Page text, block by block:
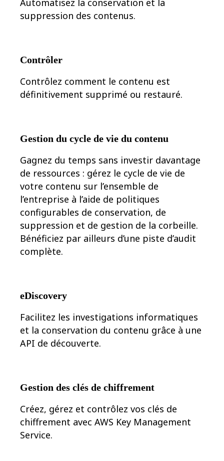
suppression des contenus.
Contrôler
Contrôlez comment le contenu est
définitivement supprimé ou restauré.
Gestion du cycle de vie du contenu
Gagnez du temps sans investir davantage
de ressources : gérez le cycle de vie de
votre contenu sur l’ensemble de
l’entreprise à l’aide de politiques
configurables de conservation, de
suppression et de gestion de la corbeille.
Bénéficiez par ailleurs d’une piste d’audit
complète.
eDiscovery
Facilitez les investigations informatiques
et la conservation du contenu grâce à une
API de découverte.
Gestion des clés de chiffrement
Créez, gérez et contrôlez vos clés de
chiffrement avec AWS Key Management
Service.